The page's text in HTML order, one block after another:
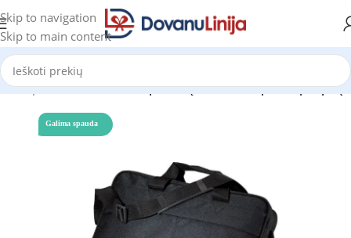
Skip to navigation
Skip to main content
Kuprinės Reklamai Kompiuterių dėklai ir kuprinės per petį
Galima spauda